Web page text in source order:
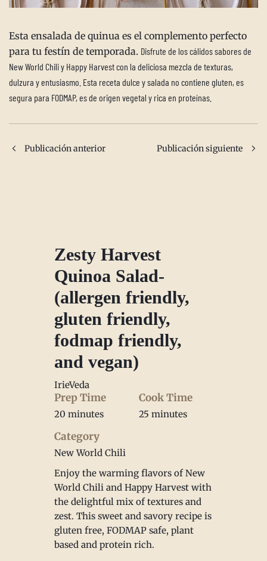
Esta ensalada de quinua es el complemento perfecto
para tu festín de temporada. Disfrute de los cálidos sabores de
New World Chili y Happy Harvest con la deliciosa mezcla de texturas,
dulzura y entusiasmo. Esta receta dulce y salada no contiene gluten, es
segura para FODMAP, es de origen vegetal y rica en proteínas.
Publicación anterior Publicación siguiente
Zesty Harvest
Quinoa Salad-
(allergen friendly,
gluten friendly,
fodmap friendly,
and vegan)
IrieVeda
Prep Time
20 minutes
Cook Time
25 minutes
Category
New World Chili
Enjoy the warming flavors of New
World Chili and Happy Harvest with
the delightful mix of textures and
zest. This sweet and savory recipe is
gluten free, FODMAP safe, plant
based and protein rich.